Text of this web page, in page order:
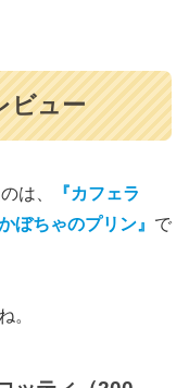
ビュー
は、
『カフェラ
かぼちゃのプリン』 で
。